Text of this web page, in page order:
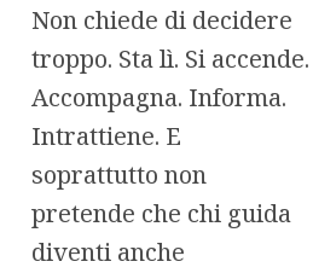
Non chiede di decidere
troppo. Sta lì. Si accende.
Accompagna. Informa.
Intrattiene. E
soprattutto non
pretende che chi guida
diventi anche